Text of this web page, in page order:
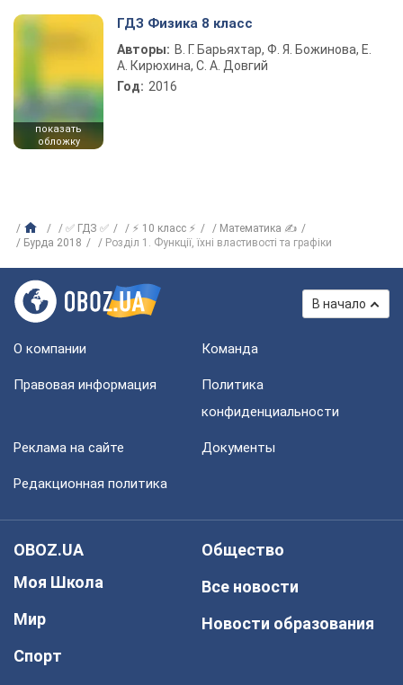
показать
обложку
ГДЗ Физика 8 класс
Авторы: В. Г. Барьяхтар, Ф. Я. Божинова, Е.
А. Кирюхина, С. А. Довгий
Год: 2016
✅ ГДЗ ✅ ⚡ 10 класс ⚡
Математика ✍
Бурда 2018
Розділ 1. Функції, їхні властивості та графіки
В начало
О компании Команда
Правовая информация
Политика
конфиденциальности
Реклама на сайте Документы
Редакционная политика
OBOZ.UA
Моя Школа
Мир
Спорт
Общество
Все новости
Новости образования